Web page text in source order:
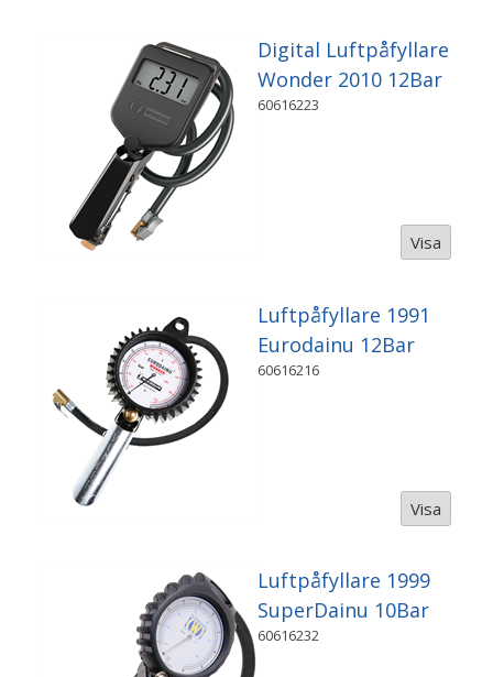
Digital Luftpåfyllare
Wonder 2010 12Bar
60616223
Visa
Luftpåfyllare 1991
Eurodainu 12Bar
60616216
Visa
Luftpåfyllare 1999
SuperDainu 10Bar
60616232